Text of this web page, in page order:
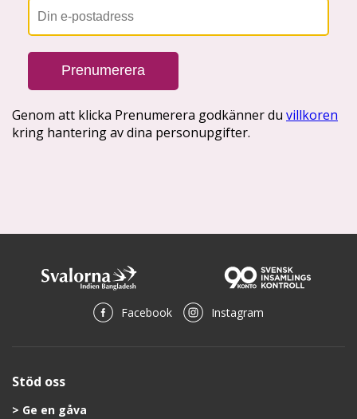
Facebook Instagram
Stöd oss
Ge en gåva